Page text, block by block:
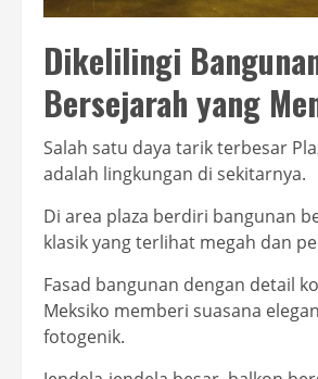
Dikelilingi
Bersejarah yang
Salah satu daya tarik terbesar
adalah lingkungan di sekitarnya.
Di area plaza berdiri bangunan
klasik yang terlihat megah dan
Fasad bangunan dengan detail
Meksiko memberi suasana
fotogenik.